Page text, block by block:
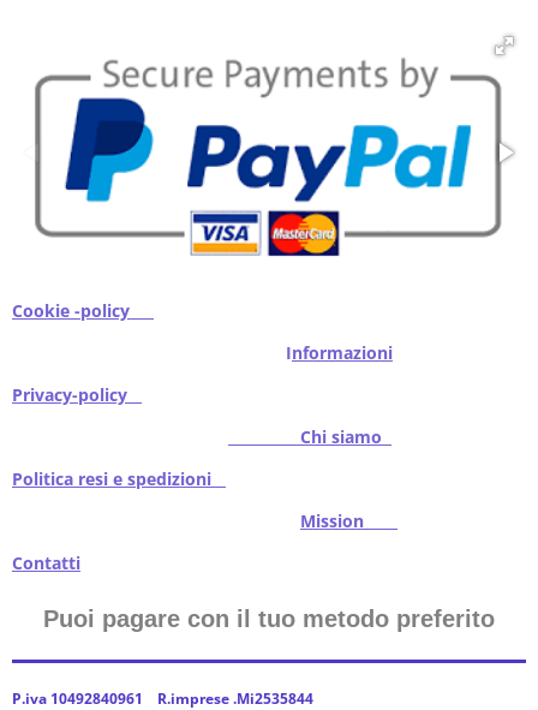
Cookie -policy
Informazioni
Privacy-policy
Chi siamo
Politica resi e spedizioni
Mission
Contatti
Puoi pagare con il tuo metodo preferito
P.iva 10492840961 R.imprese .Mi2535844